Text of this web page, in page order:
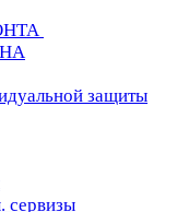
защиты
сервизы